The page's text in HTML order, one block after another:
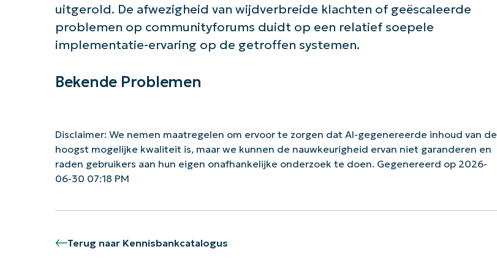
uitgerold. De afwezigheid van wijdverbreide klachten of geëscaleerde
problemen op communityforums duidt op een relatief soepele
implementatie-ervaring op de getroffen systemen.
Bekende Problemen
Disclaimer: We nemen maatregelen om ervoor te zorgen dat AI-gegenereerde inhoud van de
hoogst mogelijke kwaliteit is, maar we kunnen de nauwkeurigheid ervan niet garanderen en
raden gebruikers aan hun eigen onafhankelijke onderzoek te doen. Gegenereerd op 2026-
06-30 07:18 PM
Terug naar Kennisbankcatalogus